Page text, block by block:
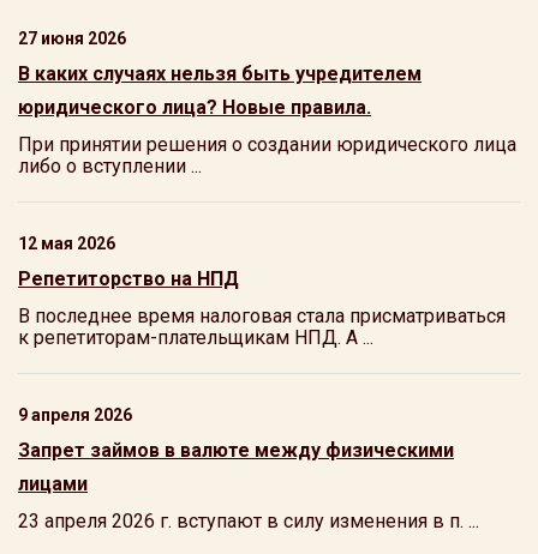
27 июня 2026
В каких случаях нельзя быть учредителем
юридического лица? Новые правила.
При принятии решения о создании юридического лица
либо о вступлении ...
12 мая 2026
Репетиторство на НПД
В последнее время налоговая стала присматриваться
к репетиторам-плательщикам НПД. А ...
9 апреля 2026
Запрет займов в валюте между физическими
лицами
23 апреля 2026 г. вступают в силу изменения в п. ...